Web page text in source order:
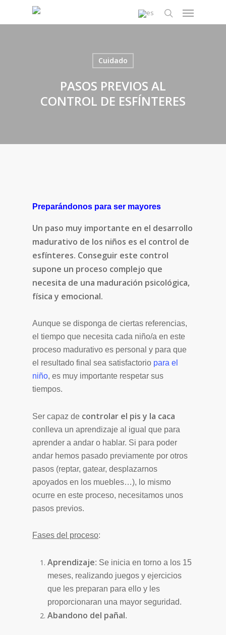
search
Menu
Cuidado
PASOS PREVIOS AL
CONTROL DE ESFÍNTERES
Preparándonos para ser mayores
Un paso muy importante en el desarrollo
madurativo de los niños es el control de
esfínteres. Conseguir este control
supone un proceso complejo que
necesita de una maduración psicológica,
física y emocional.
Aunque se disponga de ciertas referencias,
el tiempo que necesita cada niño/a en este
proceso madurativo es personal y para que
el resultado final sea satisfactorio para el
niño, es muy importante respetar sus
tiempos.
Ser capaz de controlar el pis y la caca
conlleva un aprendizaje al igual que para
aprender a andar o hablar. Si para poder
andar hemos pasado previamente por otros
pasos (reptar, gatear, desplazarnos
apoyados en los muebles…), lo mismo
ocurre en este proceso, necesitamos unos
pasos previos.
Fases del proceso:
Aprendizaje: Se inicia en torno a los 15
meses, realizando juegos y ejercicios
que les preparan para ello y les
proporcionaran una mayor seguridad.
Abandono del pañal.